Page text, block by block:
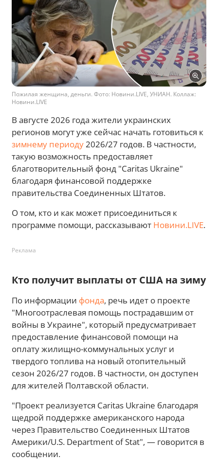
Пожилая женщина, деньги. Фото: Новини.LIVE, УНИАН. Коллаж:
Новини.LIVE
В августе 2026 года жители украинских
регионов могут уже сейчас начать готовиться к
зимнему периоду 2026/27 годов. В частности,
такую возможность предоставляет
благотворительный фонд "Caritas Ukraine"
благодаря финансовой поддержке
правительства Соединенных Штатов.
О том, кто и как может присоединиться к
программе помощи, рассказывают Новини.LIVE.
Реклама
Кто получит выплаты от США на зиму
По информации фонда, речь идет о проекте
"Многоотраслевая помощь пострадавшим от
войны в Украине", который предусматривает
предоставление финансовой помощи на
оплату жилищно-коммунальных услуг и
твердого топлива на новый отопительный
сезон 2026/27 годов. В частности, он доступен
для жителей Полтавской области.
"Проект реализуется Caritas Ukraine благодаря
щедрой поддержке американского народа
через Правительство Соединенных Штатов
Америки/U.S. Department of Stat", — говорится в
сообщении.